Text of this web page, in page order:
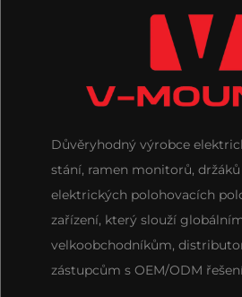
Důvěryhodný výrobce
stání, ramen monitorů,
elektrických polohovacích
zařízení, který slouží
velkoobchodníkům,
zástupcům s OEM/ODM